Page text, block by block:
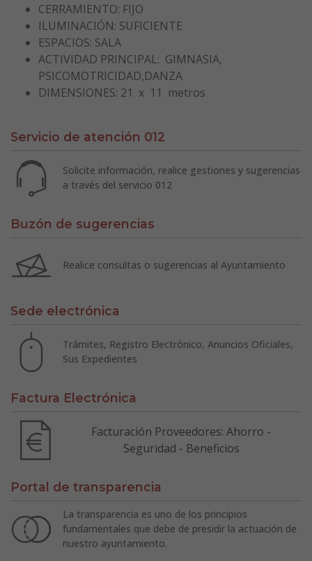
CERRAMIENTO: FIJO
ILUMINACIÓN: SUFICIENTE
ESPACIOS: SALA
ACTIVIDAD PRINCIPAL: GIMNASIA,
PSICOMOTRICIDAD,DANZA
DIMENSIONES: 21 x 11 metros
Servicio de atención 012
Solicite información, realice gestiones y sugerencias
a través del servicio 012
Buzón de sugerencias
Realice consultas o sugerencias al Ayuntamiento
Sede electrónica
Trámites, Registro Electrónico, Anuncios Oficiales,
Sus Expedientes
Factura Electrónica
Facturación Proveedores: Ahorro -
Seguridad - Beneficios
Portal de transparencia
La transparencia es uno de los principios
fundamentales que debe de presidir la actuación de
nuestro ayuntamiento.